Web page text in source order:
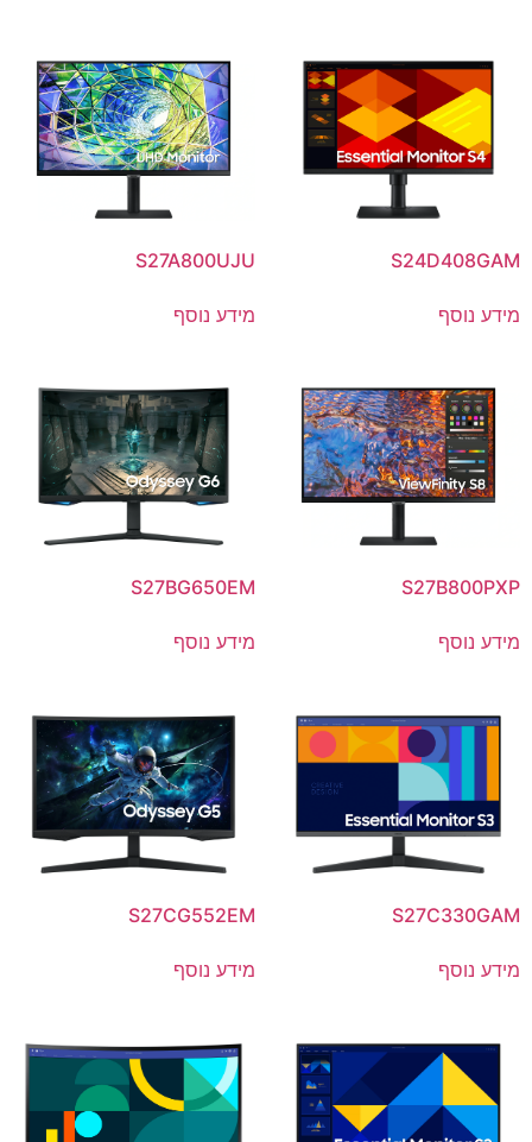
S24D408GAM
מידע נוסף
S27A800UJU
מידע נוסף
S27B800PXP
מידע נוסף
S27BG650EM
מידע נוסף
S27C330GAM
מידע נוסף
S27CG552EM
מידע נוסף